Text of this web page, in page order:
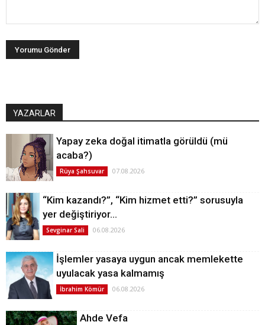
YAZARLAR
Yapay zeka doğal itimatla görüldü (mü
acaba?)
Rüya Şahsuvar 07.08.2026
“Kim kazandı?”, “Kim hizmet etti?” sorusuyla
yer değiştiriyor…
Sevginar Sali 06.08.2026
İşlemler yasaya uygun ancak memlekette
uyulacak yasa kalmamış
İbrahim Kömür 06.08.2026
Ahde Vefa